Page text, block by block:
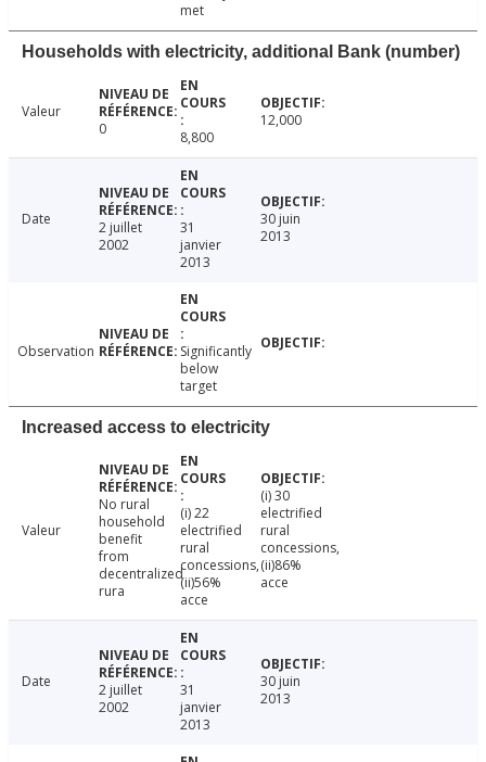
met
Households with electricity, additional Bank (number)
Valeur
0
8,800
12,000
Date
2 juillet
2002
31
janvier
2013
30 juin
2013
Observation
Significantly
below
target
Increased access to electricity
Valeur
No rural
household
benefit
from
decentralized
rura
(i) 22
electrified
rural
concessions,
(ii)56%
acce
(i) 30
electrified
rural
concessions,
(ii)86%
acce
Date
2 juillet
2002
31
janvier
2013
30 juin
2013